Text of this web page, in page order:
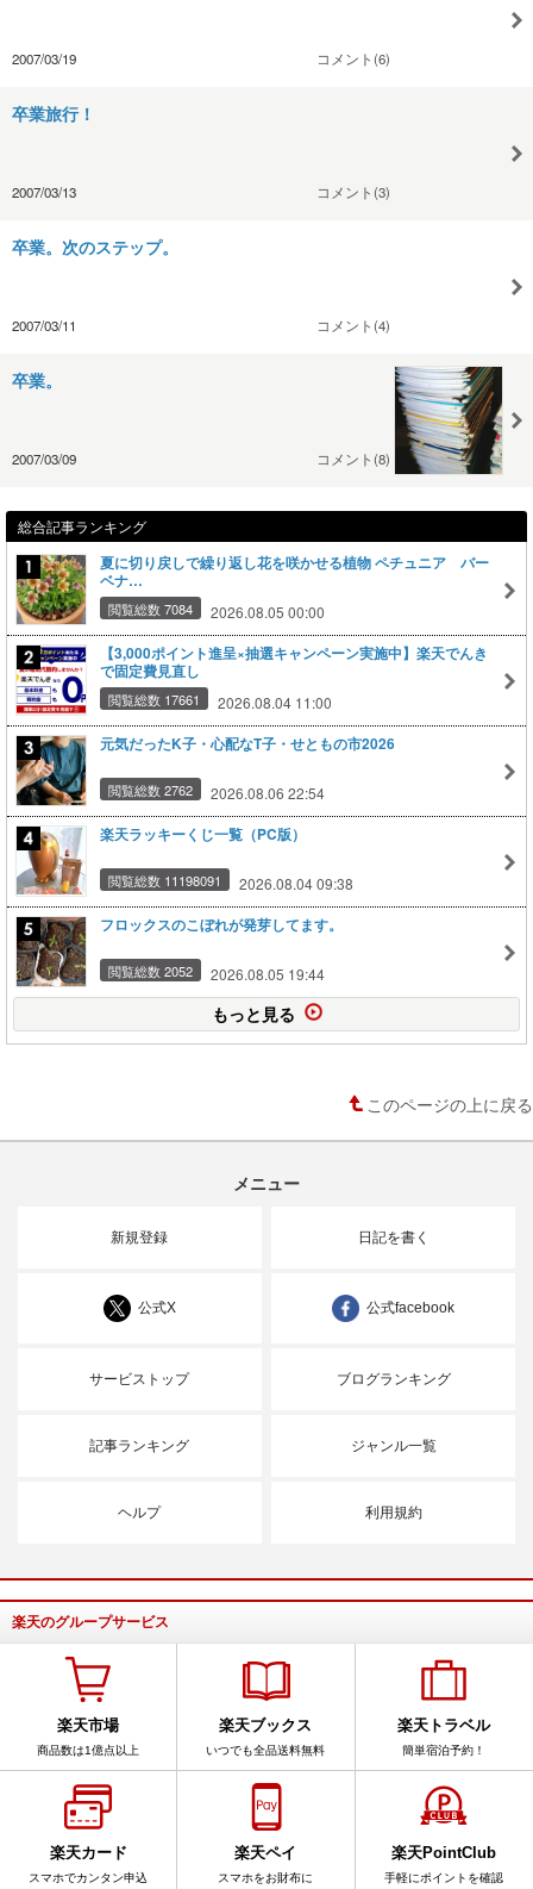
2007/03/19 コメント(6)
卒業旅行！
2007/03/13 コメント(3)
卒業。次のステップ。
2007/03/11 コメント(4)
卒業。
2007/03/09 コメント(8)
総合記事ランキング
夏に切り戻しで繰り返し花を咲かせる植物 ペチュニア バー
ベナ…
閲覧総数 7084 2026.08.05 00:00
【3,000ポイント進呈×抽選キャンペーン実施中】楽天でんき
で固定費見直し
閲覧総数 17661 2026.08.04 11:00
元気だったK子・心配なT子・せともの市2026
閲覧総数 2762 2026.08.06 22:54
楽天ラッキーくじ一覧（PC版）
閲覧総数 11198091 2026.08.04 09:38
フロックスのこぼれが発芽してます。
閲覧総数 2052 2026.08.05 19:44
もっと見る
このページの上に戻る
メニュー
新規登録 日記を書く
公式X 公式facebook
サービストップ ブログランキング
記事ランキング ジャンル一覧
ヘルプ 利用規約
楽天のグループサービス
楽天市場
商品数は1億点以上
楽天ブックス
いつでも全品送料無料
楽天トラベル
簡単宿泊予約！
楽天カード
スマホでカンタン申込
楽天ペイ
スマホをお財布に
楽天PointClub
手軽にポイントを確認